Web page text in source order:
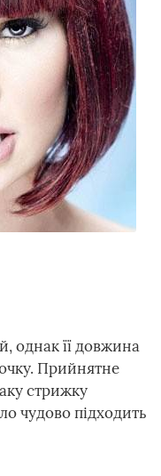
однак її довжина
Прийнятне
стрижку
чудово підходить